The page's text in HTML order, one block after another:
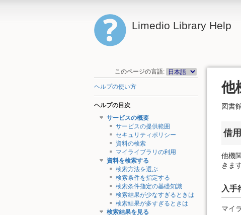
Limedio Library Help
このページの言語:
ヘルプの使い方
ヘルプの目次
サービスの概要
サービスの提供範囲
セキュリティポリシー
資料の検索
マイライブラリの利用
資料を検索する
検索方法を選ぶ
検索条件を指定する
検索条件指定の基礎知識
検索結果が少なすぎるときは
検索結果が多すぎるときは
検索結果を見る
他
図書
借
他機
きます
入手
マイ